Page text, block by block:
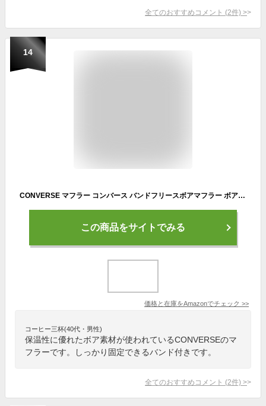
全てのおすすめコメント (2件) >
14
CONVERSE マフラー コンバース バンドフリースボアマフラー ボア ティペット 14855700 もこもこ ネックウォーマー メンズ ユニセックス (フリーサイズ(男女兼用), ブルー)
この商品をサイトでみる
価格と在庫をAmazonでチェック >>
コーヒー三杯(40代・男性)
保温性に優れたボア素材が使われているCONVERSEのマ
フラーです。しっかり固定できるバンド付きです。
全てのおすすめコメント (2件) >